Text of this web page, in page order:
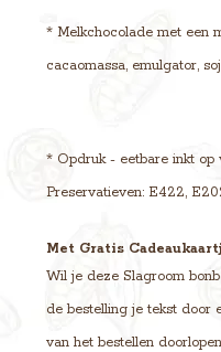
* Melkchocolade met een
cacaomassa, emulgator,
* Opdruk - eetbare inkt op
Preservatieven: E422,
Met Gratis
Wil je deze Slagroom
de bestelling je tekst door
van het bestellen